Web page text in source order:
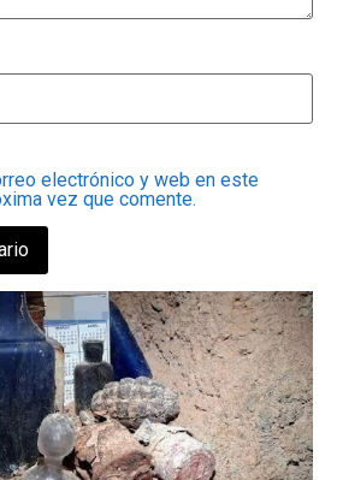
electrónico y web en este
vez que comente.